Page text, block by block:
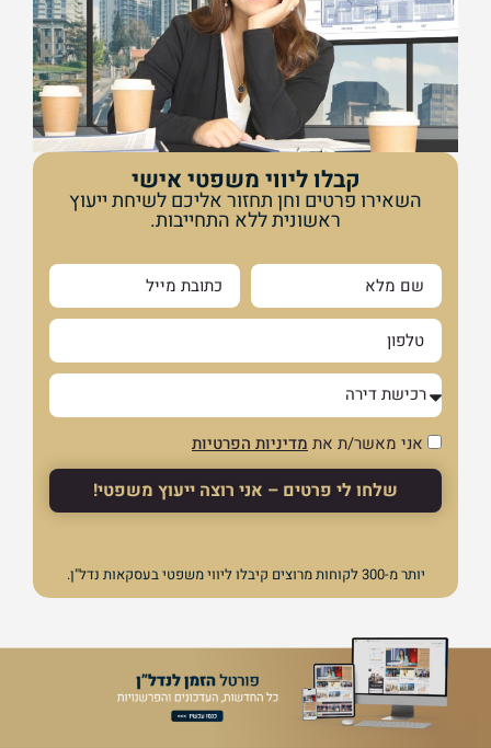
קבלו ליווי משפטי אישי
השאירו פרטים וחן תחזור אליכם לשיחת ייעוץ
ראשונית ללא התחייבות.
אני מאשר/ת את מדיניות הפרטיות
שלחו לי פרטים – אני רוצה ייעוץ משפטי!
יותר מ-300 לקוחות מרוצים קיבלו ליווי משפטי בעסקאות נדל"ן.